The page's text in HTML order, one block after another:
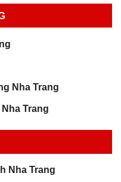
Nha Trang
Trang
Nha Trang